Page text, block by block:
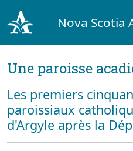
Nova Scotia
Une paroisse
Les premiers
paroissiaux
d'Argyle après la